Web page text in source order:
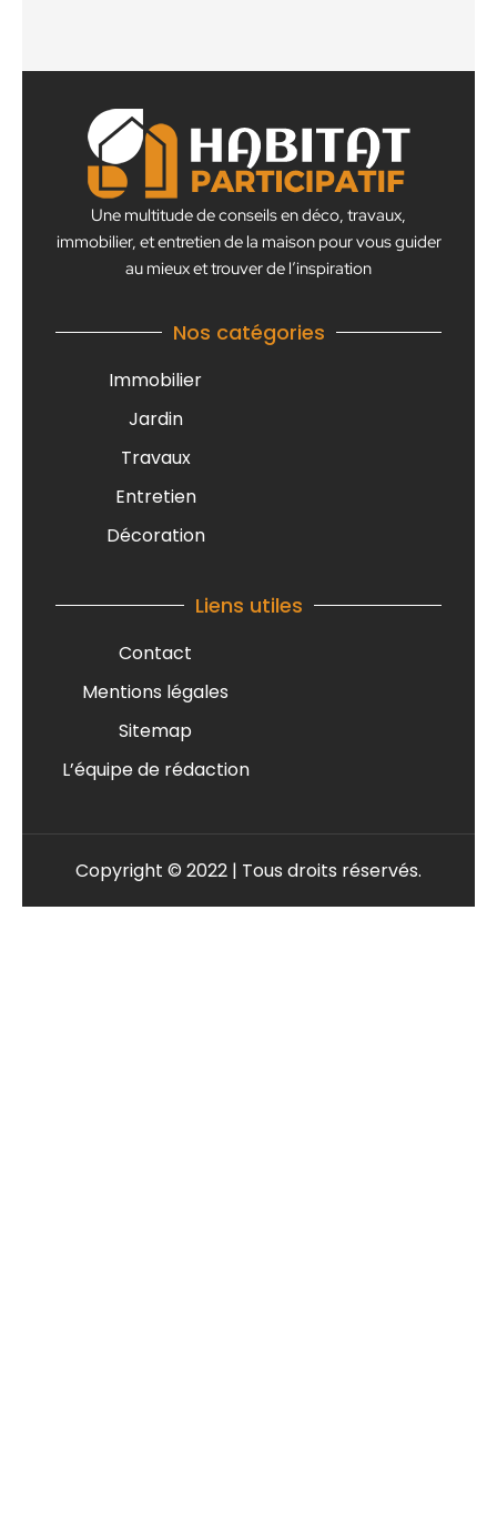
Une multitude de conseils en déco, travaux,
immobilier, et entretien de la maison pour vous guider
au mieux et trouver de l’inspiration
Nos catégories
Immobilier
Jardin
Travaux
Entretien
Décoration
Liens utiles
Contact
Mentions légales
Sitemap
L’équipe de rédaction
Copyright © 2022 | Tous droits réservés.